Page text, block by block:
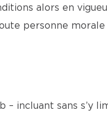
alors en
personne morale
incluant sans s’y